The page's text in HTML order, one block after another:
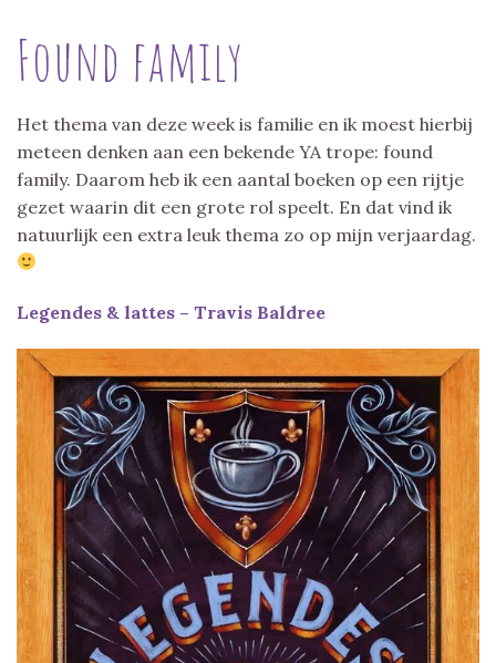
Found family
Het thema van deze week is familie en ik moest hierbij
meteen denken aan een bekende YA trope: found
family. Daarom heb ik een aantal boeken op een rijtje
gezet waarin dit een grote rol speelt. En dat vind ik
natuurlijk een extra leuk thema zo op mijn verjaardag.
Legendes & lattes – Travis Baldree